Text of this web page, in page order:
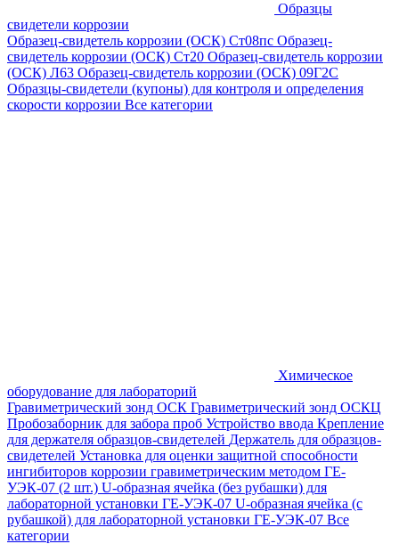
Образцы
свидетели коррозии
Образец-свидетель коррозии (ОСК) Ст08пс Образец-
свидетель коррозии (ОСК) Ст20 Образец-свидетель коррозии
(ОСК) Л63 Образец-свидетель коррозии (ОСК) 09Г2С
Образцы-свидетели (купоны) для контроля и определения
скорости коррозии Все категории
Химическое
оборудование для лабораторий
Гравиметрический зонд ОСК Гравиметрический зонд ОСКЦ
Пробозаборник для забора проб Устройство ввода Крепление
для держателя образцов-свидетелей Держатель для образцов-
свидетелей Установка для оценки защитной способности
ингибиторов коррозии гравиметрическим методом ГЕ-
УЭК-07 (2 шт.) U-образная ячейка (без рубашки) для
лабораторной установки ГЕ-УЭК-07 U-образная ячейка (с
рубашкой) для лабораторной установки ГЕ-УЭК-07 Все
категории